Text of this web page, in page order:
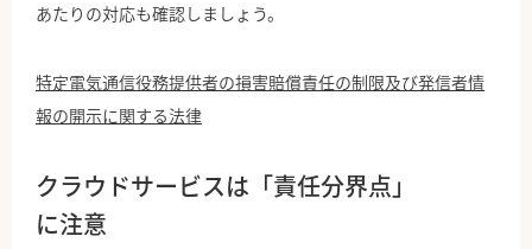
あたりの対応も確認しましょう。
特定電気通信役務提供者の損害賠償責任の制限及び発信者情
報の開示に関する法律
クラウドサービスは「責任分界点」
に注意